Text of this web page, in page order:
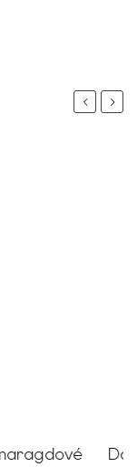
Previous
krátke
Next